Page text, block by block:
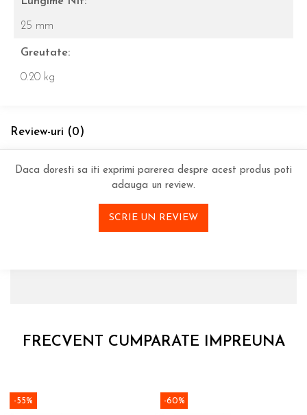
25 mm
Greutate:
0.20 kg
Review-uri (0)
Daca doresti sa iti exprimi parerea despre acest produs poti
adauga un review.
SCRIE UN REVIEW
FRECVENT CUMPARATE IMPREUNA
-55% -60%